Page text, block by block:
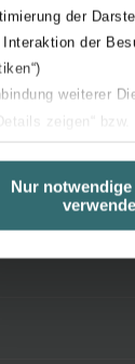
der
der
weiterer
zeigen“
Website
auf Ihren
Nur